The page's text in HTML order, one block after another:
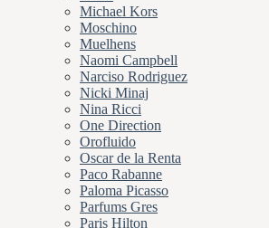
Michael Kors
Moschino
Muelhens
Naomi Campbell
Narciso Rodriguez
Nicki Minaj
Nina Ricci
One Direction
Orofluido
Oscar de la Renta
Paco Rabanne
Paloma Picasso
Parfums Gres
Paris Hilton